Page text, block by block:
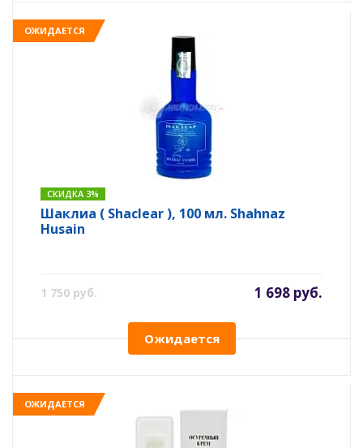
ОЖИДАЕТСЯ
СКИДКА 3%
Шаклиа ( Shaclear ), 100 мл. Shahnaz
Husain
1 750 руб. 1 698 руб.
Ожидается
ОЖИДАЕТСЯ